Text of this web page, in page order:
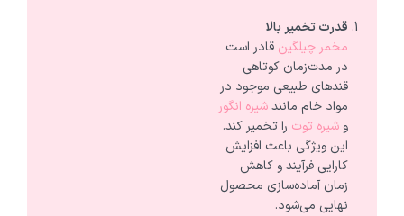
قدرت تخمیر بالا
مخمر چیلگین قادر است
در مدت‌زمان کوتاهی
قندهای طبیعی موجود در
مواد خام مانندشیره انگور
و شیره توت را تخمیر کند.
این ویژگی باعث افزایش
کارایی فرآیند و کاهش
زمان آماده‌سازی محصول
نهایی می‌شود.